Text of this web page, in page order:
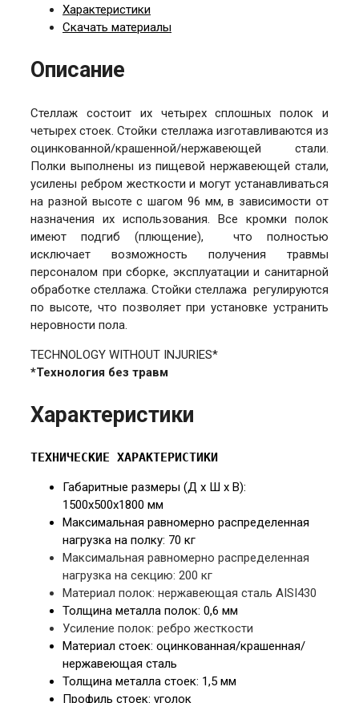
Характеристики
Скачать материалы
Описание
Стеллаж состоит их четырех сплошных полок и
четырех стоек. Стойки стеллажа изготавливаются из
оцинкованной/крашенной/нержавеющей стали.
Полки выполнены из пищевой нержавеющей стали,
усилены ребром жесткости и могут устанавливаться
на разной высоте с шагом 96 мм, в зависимости от
назначения их использования. Все кромки полок
имеют подгиб (плющение), что полностью
исключает возможность получения травмы
персоналом при сборке, эксплуатации и санитарной
обработке стеллажа. Стойки стеллажа регулируются
по высоте, что позволяет при установке устранить
неровности пола.
TECHNOLOGY WITHOUT INJURIES*
*Технология без травм
Характеристики
ТЕХНИЧЕСКИЕ ХАРАКТЕРИСТИКИ
Габаритные размеры (Д х Ш х В):
1500х500х1800 мм
Максимальная равномерно распределенная
нагрузка на полку: 70 кг
Максимальная равномерно распределенная
нагрузка на секцию: 200 кг
Материал полок: нержавеющая сталь AISI430
Толщина металла полок: 0,6 мм
Усиление полок: ребро жесткости
Материал стоек: оцинкованная/крашенная/
нержавеющая сталь
Толщина металла стоек: 1,5 мм
Профиль стоек: уголок